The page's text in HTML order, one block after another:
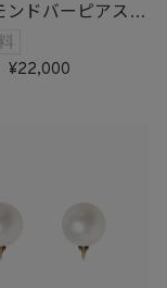
ンドバーピアス
)
22,000